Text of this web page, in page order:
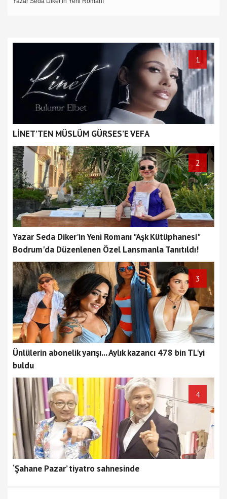
1
LİNET’TEN MÜSLÜM GÜRSES’E VEFA
2
Yazar Seda Diker'in Yeni Romanı "Aşk Kütüphanesi"
Bodrum'da Düzenlenen Özel Lansmanla Tanıtıldı!
3
Ünlülerin abonelik yarışı... Aylık kazancı 478 bin TL'yi
buldu
4
‘Şahane Pazar’ tiyatro sahnesinde